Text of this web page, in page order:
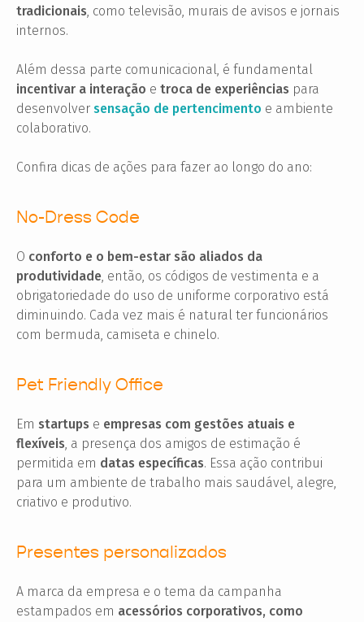
tradicionais, como televisão, murais de avisos e jornais
internos.
Além dessa parte comunicacional, é fundamental
incentivar a interação e troca de experiências para
desenvolver sensação de pertencimento e ambiente
colaborativo.
Confira dicas de ações para fazer ao longo do ano:
No-Dress Code
O conforto e o bem-estar são aliados da
produtividade, então, os códigos de vestimenta e a
obrigatoriedade do uso de uniforme corporativo está
diminuindo. Cada vez mais é natural ter funcionários
com bermuda, camiseta e chinelo.
Pet Friendly Office
Em startups e empresas com gestões atuais e
flexíveis, a presença dos amigos de estimação é
permitida em datas específicas. Essa ação contribui
para um ambiente de trabalho mais saudável, alegre,
criativo e produtivo.
Presentes personalizados
A marca da empresa e o tema da campanha
estampados em acessórios corporativos, como